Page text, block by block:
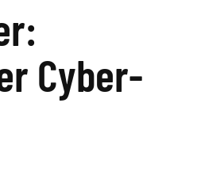
Cyber-